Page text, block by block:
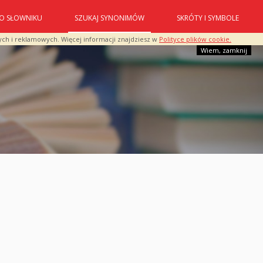
i reklamowych. Więcej informacji znajdziesz w Polityce plików cookie.
Wiem, zamknij
O SŁOWNIKU SZUKAJ SYNONIMÓW SKRÓTY I SYMBOLE